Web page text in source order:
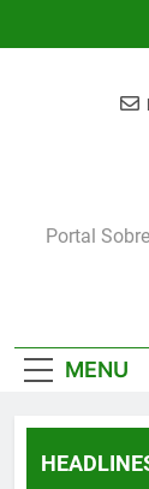
Portal
MENU